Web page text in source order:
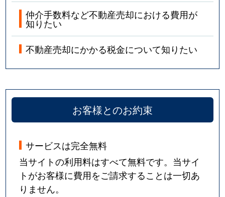
仲介手数料など不動産売却における費用が
知りたい
不動産売却にかかる税金について知りたい
お客様とのお約束
サービスは完全無料
当サイトの利用料はすべて無料です。当サイ
トがお客様に費用をご請求することは一切あ
りません。